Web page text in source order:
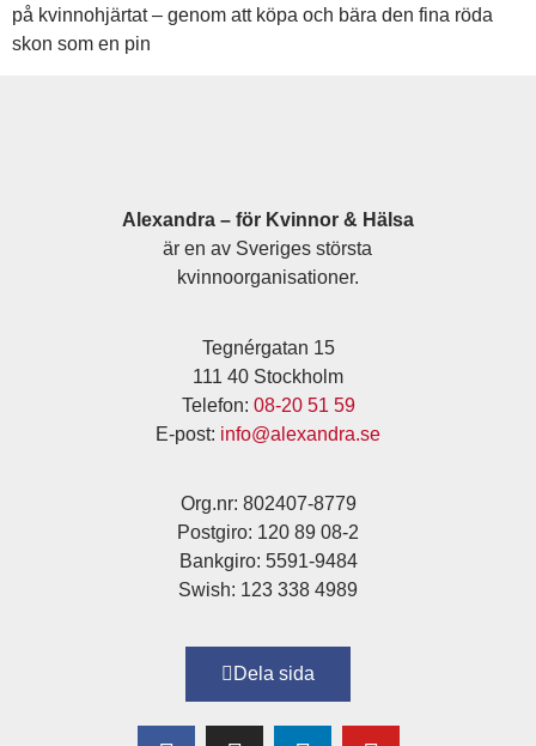
på kvinnohjärtat – genom att köpa och bära den fina röda
skon som en pin
Alexandra – för Kvinnor & Hälsa
är en av Sveriges största
kvinnoorganisationer.
Tegnérgatan 15
111 40 Stockholm
Telefon: 08-20 51 59
E-post: info@alexandra.se
Org.nr: 802407-8779
Postgiro: 120 89 08-2
Bankgiro: 5591-9484
Swish: 123 338 4989
Dela sida